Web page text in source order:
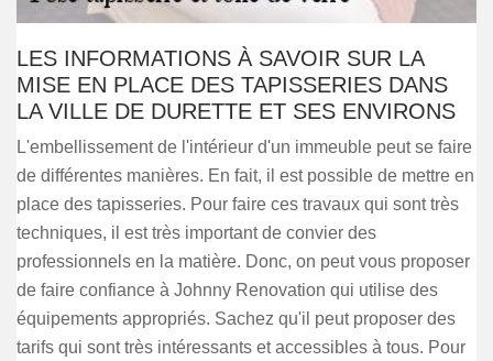
LES INFORMATIONS À SAVOIR SUR LA
MISE EN PLACE DES TAPISSERIES DANS
LA VILLE DE DURETTE ET SES ENVIRONS
L'embellissement de l'intérieur d'un immeuble peut se faire
de différentes manières. En fait, il est possible de mettre en
place des tapisseries. Pour faire ces travaux qui sont très
techniques, il est très important de convier des
professionnels en la matière. Donc, on peut vous proposer
de faire confiance à Johnny Renovation qui utilise des
équipements appropriés. Sachez qu'il peut proposer des
tarifs qui sont très intéressants et accessibles à tous. Pour